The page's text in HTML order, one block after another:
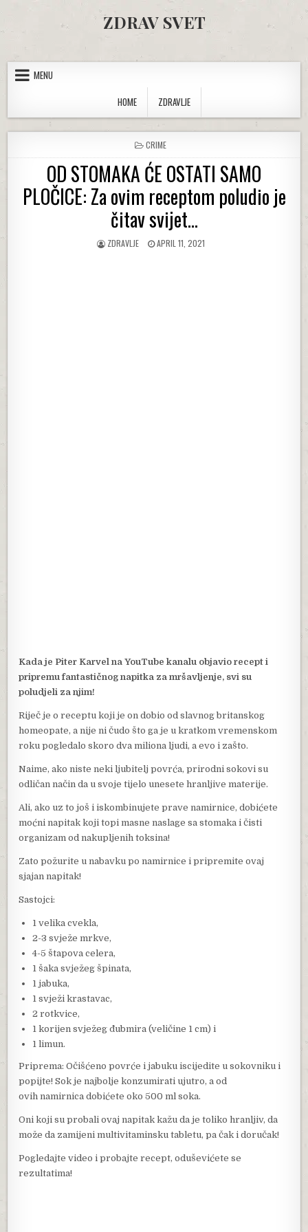
ZDRAV SVET
MENU
HOME
ZDRAVLJE
POSTED IN
CRIME
OD STOMAKA ĆE OSTATI SAMO
PLOČICE: Za ovim receptom poludio je
čitav svijet…
AUTHOR:
ZDRAVLJE PUBLISHED DATE:
APRIL 11, 2021
Kada je Piter Karvel na YouTube kanalu objavio recept i
pripremu fantastičnog napitka za mršavljenje, svi su
poludjeli za njim!
Riječ je o receptu koji je on dobio od slavnog britanskog
homeopate, a nije ni čudo što ga je u kratkom vremenskom
roku pogledalo skoro dva miliona ljudi, a evo i zašto.
Naime, ako niste neki ljubitelj povrća, prirodni sokovi su
odličan način da u svoje tijelo unesete hranljive materije.
Ali, ako uz to još i iskombinujete prave namirnice, dobićete
moćni napitak koji topi masne naslage sa stomaka i čisti
organizam od nakupljenih toksina!
Zato požurite u nabavku po namirnice i pripremite ovaj
sjajan napitak!
Sastojci:
1 velika cvekla,
2-3 svježe mrkve,
4-5 štapova celera,
1 šaka svježeg špinata,
1 jabuka,
1 svježi krastavac,
2 rotkvice,
1 korijen svježeg đubmira (veličine 1 cm) i
1 limun.
Priprema: Očišćeno povrće i jabuku iscijedite u sokovniku i
popijte! Sok je najbolje konzumirati ujutro, a od
ovih namirnica dobićete oko 500 ml soka.
Oni koji su probali ovaj napitak kažu da je toliko hranljiv, da
može da zamijeni multivitaminsku tabletu, pa čak i doručak!
Pogledajte video i probajte recept, oduševićete se
rezultatima!